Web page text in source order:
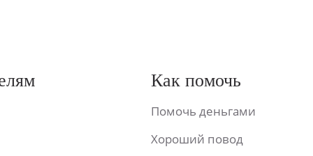
Как помочь
Помочь деньгами
Хороший повод